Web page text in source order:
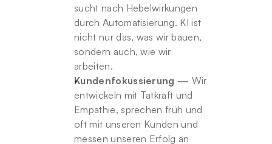
sucht nach Hebelwirkungen
durch Automatisierung. KI ist
nicht nur das, was wir bauen,
sondern auch, wie wir
arbeiten.
Kundenfokussierung — Wir
entwickeln mit Tatkraft und
Empathie, sprechen früh und
oft mit unseren Kunden und
messen unseren Erfolg an